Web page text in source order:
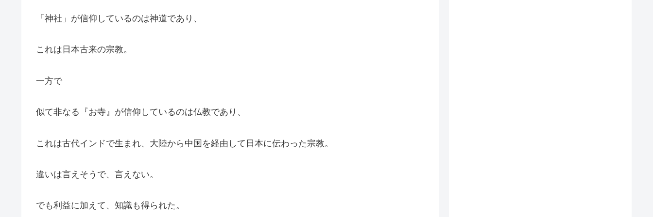
「神社」が信仰しているのは神道であり、
これは日本古来の宗教。
一方で
似て非なる『お寺』が信仰しているのは仏教であり、
これは古代インドで生まれ、大陸から中国を経由して日本に伝わった宗教。
違いは言えそうで、言えない。
でも利益に加えて、知識も得られた。